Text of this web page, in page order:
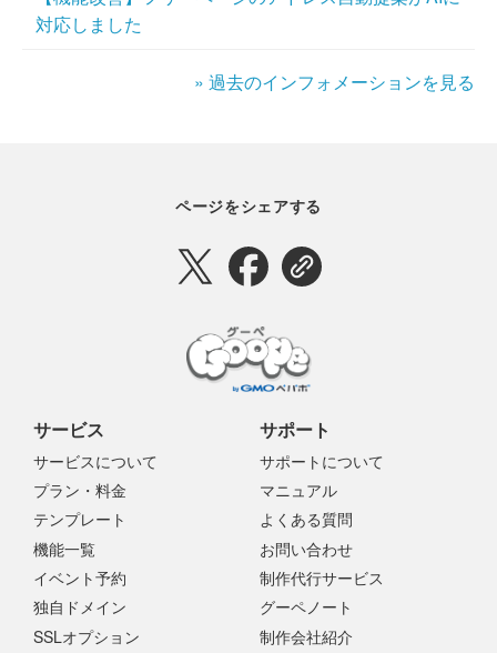
対応しました
» 過去のインフォメーションを見る
ページをシェアする
サービス
サービスについて
プラン・料金
テンプレート
機能一覧
イベント予約
独自ドメイン
SSLオプション
サポート
サポートについて
マニュアル
よくある質問
お問い合わせ
制作代行サービス
グーペノート
制作会社紹介